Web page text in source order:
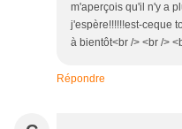
m'aperçois qu'il n'y a
j'espère!!!!!!est-ceque
à bientôt<br /> <br />
Répondre